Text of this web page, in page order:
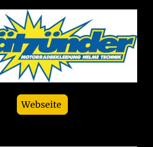
Webseite